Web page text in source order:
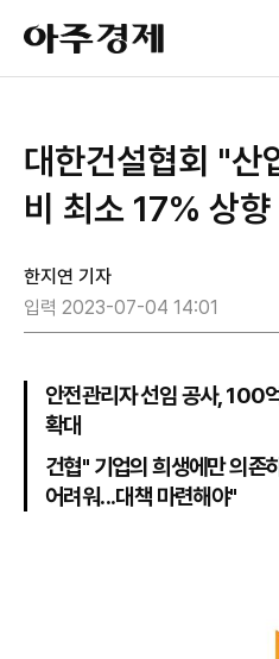
아
주
경
대한건설협회 "산
비 최소 17% 상
한지연 기자
입력 2023-07-04 14:01
안전관리자 선임 공사, 100
확대
건협" 기업의 희생에만 의존
어려워...대책 마련해야"